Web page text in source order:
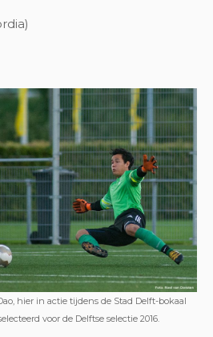
hier in actie tijdens de Stad Delft-bokaal
voor de Delftse selectie 2016.